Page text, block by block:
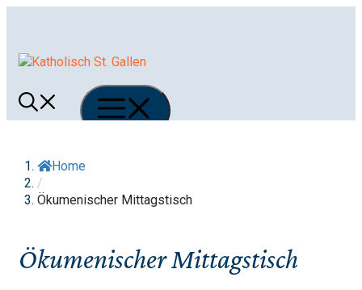
Menü
Home
/
Ökumenischer Mittagstisch
Ökumenischer Mittagstisch